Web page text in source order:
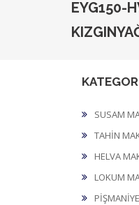
EYG150-
SUSAM
TAHİN
HELVA
LOKUM